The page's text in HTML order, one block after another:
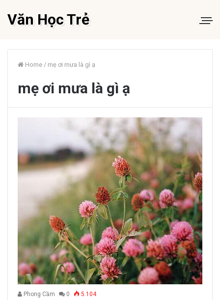
Văn Học Trẻ
Home / mẹ ơi mưa là gì ạ
mẹ ơi mưa là gì ạ
Phong Cầm 0 5.104